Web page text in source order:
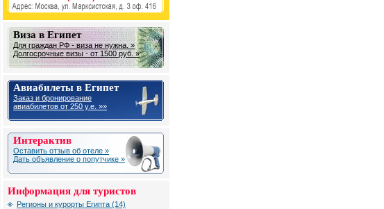
Виза в Египет
Для граждан РФ - виза не нужна. »
Долгосрочные визы - от 1500 руб. »
Авиабилеты в Египет
Заказ и бронирование
авиабилетов от 250 у.е. »»
Интерактив
Оставить отзыв об отеле »
Дать объявление о попутчике »
Информация для туристов
Регионы и курорты Египта (14)